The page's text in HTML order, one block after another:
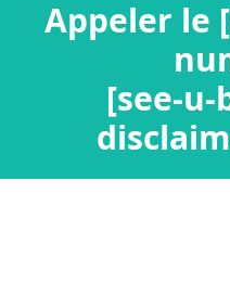
Appeler le
[see-